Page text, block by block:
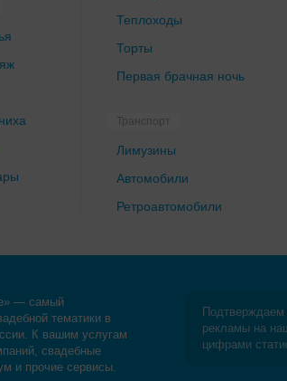
Теплоходы
Торты
Первая брачная ночь
Транспорт
Лимузины
Автомобили
Ретроавтомобили
— самый
тематики в
К вашим услугам
свадебные
и прочие сервисы.
рекламы на
цифрами